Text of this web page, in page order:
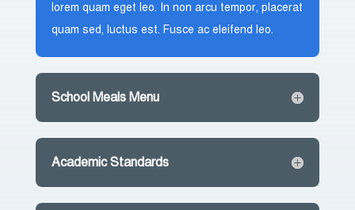
lorem quam eget leo. In non arcu tempor, placerat
quam sed, luctus est. Fusce ac eleifend leo.
School Meals Menu
Academic Standards